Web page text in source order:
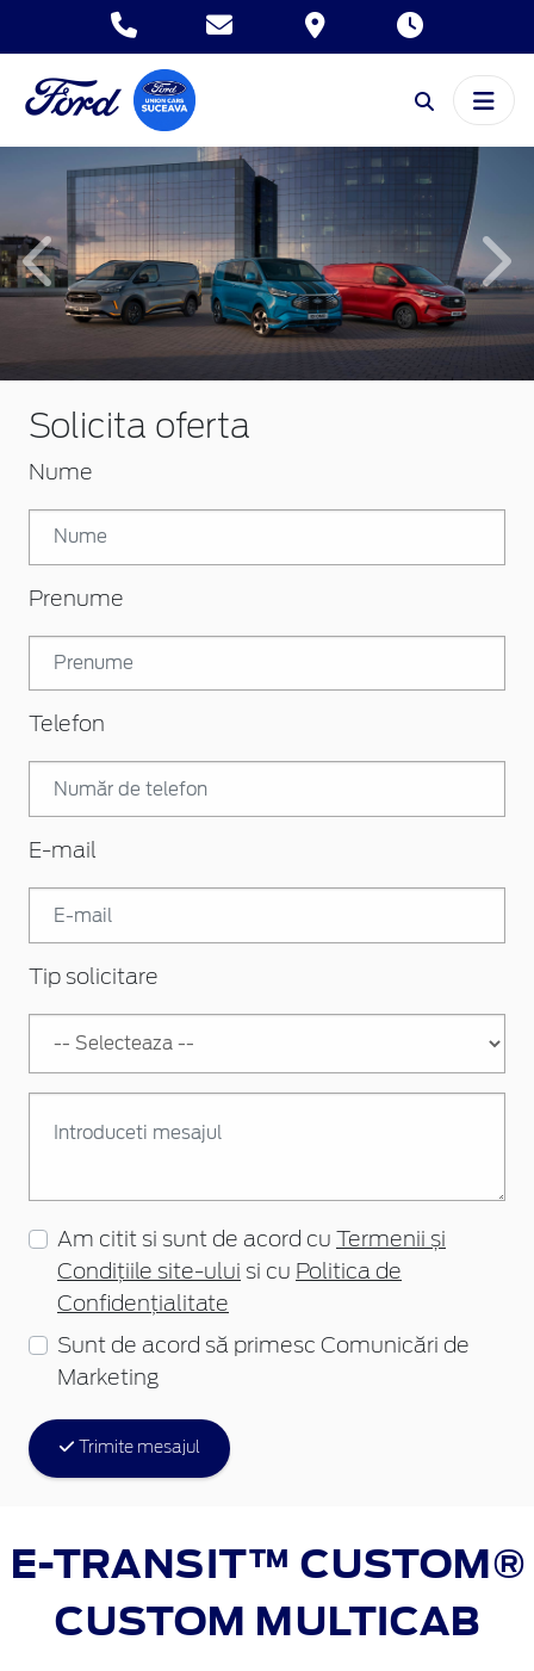
Inapoi
Solicita oferta
Nume
Prenume
Telefon
E-mail
Tip solicitare
Am citit si sunt de acord cu
Termenii și
Condițiile site-ului si cu Politica de
Confidențialitate
Sunt de acord să primesc Comunicări de
Marketing
Trimite mesajul
E-TRANSIT™ CUSTOM®
CUSTOM MULTICAB